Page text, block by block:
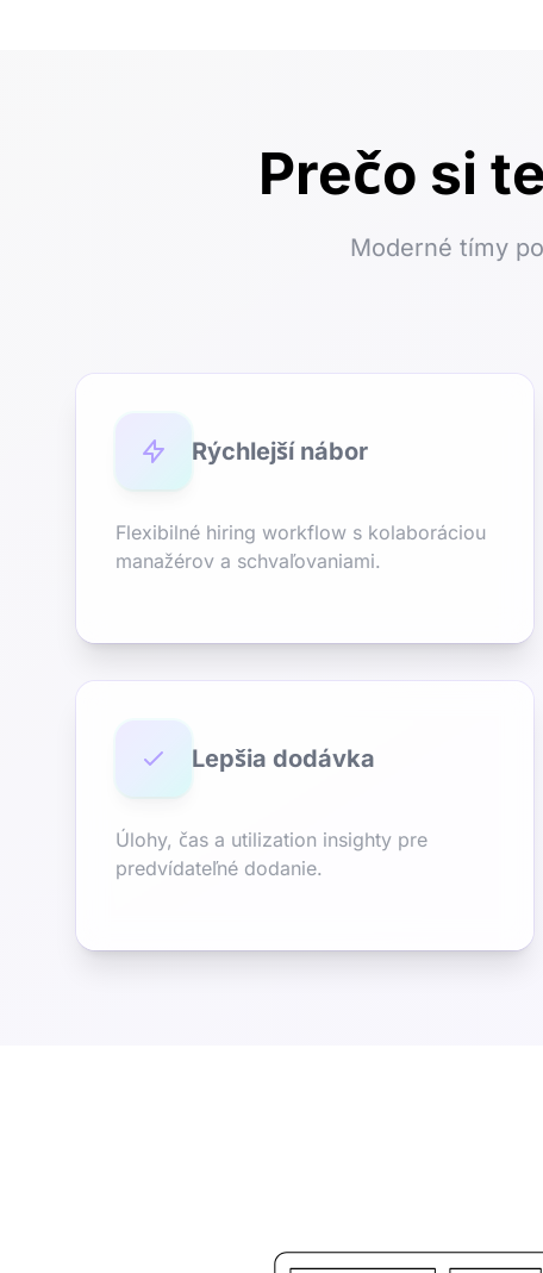
Prečo si
Moderné tímy
Rýchlejší nábor
Flexibilné hiring workflow s kolaboráciou
manažérov a schvaľovaniami.
Lepšia dodávka
Úlohy, čas a utilization insighty pre
predvídateľné dodanie.